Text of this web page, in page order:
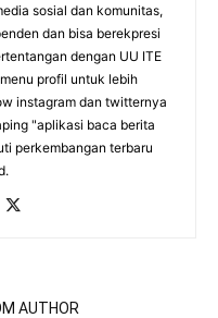
sosial dan komunitas,
dan bisa berekpresi
dengan UU ITE
profil untuk lebih
instagram dan twitternya
"aplikasi baca berita
perkembangan terbaru
AUTHOR